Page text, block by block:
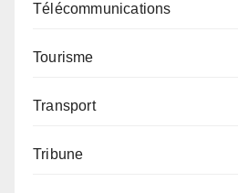
Télécommunications
Tourisme
Transport
Tribune